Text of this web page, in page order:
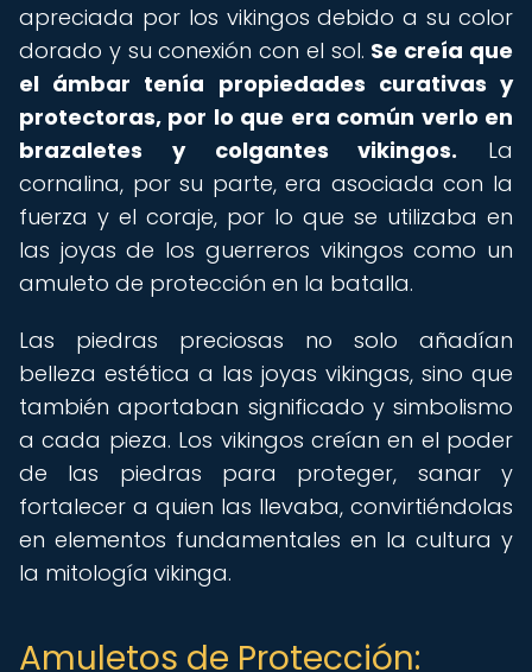
apreciada por los vikingos debido a su color
dorado y su conexión con el sol. Se creía que
el ámbar tenía propiedades curativas y
protectoras, por lo que era común verlo en
brazaletes y colgantes vikingos. La
cornalina, por su parte, era asociada con la
fuerza y el coraje, por lo que se utilizaba en
las joyas de los guerreros vikingos como un
amuleto de protección en la batalla.
Las piedras preciosas no solo añadían
belleza estética a las joyas vikingas, sino que
también aportaban significado y simbolismo
a cada pieza. Los vikingos creían en el poder
de las piedras para proteger, sanar y
fortalecer a quien las llevaba, convirtiéndolas
en elementos fundamentales en la cultura y
la mitología vikinga.
Amuletos de Protección: